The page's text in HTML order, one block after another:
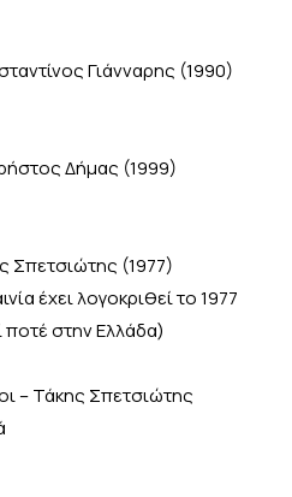
Γιάνναρης (1990)
Δήμας (1999)
Σπετσιώτης (1977)
έχει λογοκριθεί το 1977
ποτέ στην Ελλάδα)
– Τάκης Σπετσιώτης